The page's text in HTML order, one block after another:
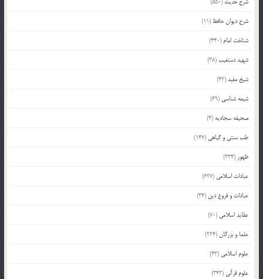
شرح دیوان حافظ (11)
شناخت امام (440)
شهید دستغیب(38)
شیخ مفید(42)
شیعه شناسی (69)
صحیفه سجادیه (4)
طب سنتی و گیاهی (147)
ظهور (334)
عبادات اسلامی (627)
عبادات و فروع دین (34)
عقاید اسلامی (70)
علما و بزرگان(224)
علوم اسلامی (43)
علوم قرآنی (343)